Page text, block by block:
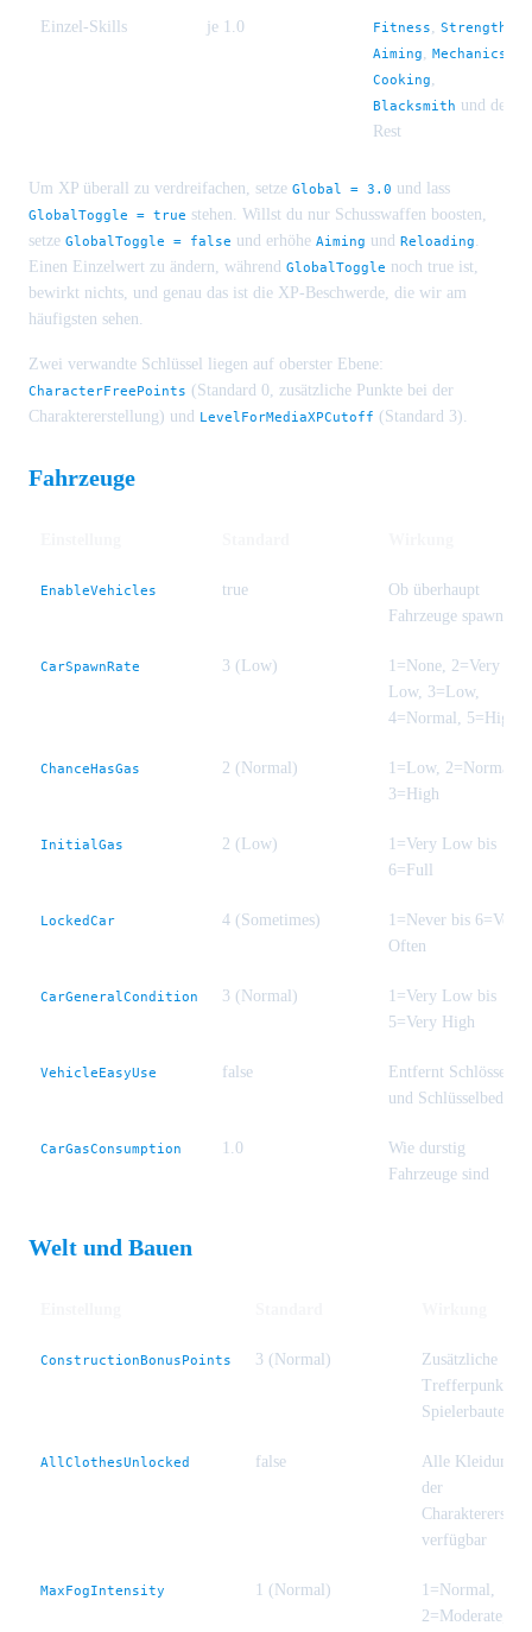
Einzel-Skills je 1.0 Fitness, Strength
Aiming, Mechanics
Cooking,
Blacksmith und der
Rest
Um XP überall zu verdreifachen, setze Global = 3.0 und lass
GlobalToggle = true stehen. Willst du nur Schusswaffen boosten,
setze GlobalToggle = false und erhöhe Aiming und Reloading.
Einen Einzelwert zu ändern, während GlobalToggle noch true ist,
bewirkt nichts, und genau das ist die XP-Beschwerde, die wir am
häufigsten sehen.
Zwei verwandte Schlüssel liegen auf oberster Ebene:
CharacterFreePoints (Standard 0, zusätzliche Punkte bei der
Charaktererstellung) und LevelForMediaXPCutoff (Standard 3).
Fahrzeuge
EnableVehicles true
Ob überhaupt
Fahrzeuge spawnen
CarSpawnRate 3 (Low)
1=None, 2=Very
Low, 3=Low,
4=Normal, 5=High
ChanceHasGas 2 (Normal)
1=Low, 2=Normal,
3=High
InitialGas 2 (Low)
1=Very Low bis
6=Full
LockedCar 4 (Sometimes)
1=Never bis 6=Very
Often
CarGeneralCondition 3 (Normal)
1=Very Low bis
5=Very High
VehicleEasyUse false
Entfernt Schlösser
und Schlüsselbedarf
CarGasConsumption 1.0
Wie durstig
Fahrzeuge sind
Welt und Bauen
ConstructionBonusPoints 3 (Normal)
Zusätzliche
Trefferpunkte
Spielerbauten
AllClothesUnlocked false
Alle Kleidung
der
verfügbar
MaxFogIntensity 1 (Normal)
1=Normal,
2=Moderate,